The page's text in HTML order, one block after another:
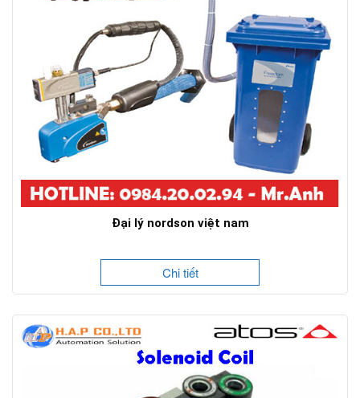
Đại lý nordson việt nam
Chi tiết